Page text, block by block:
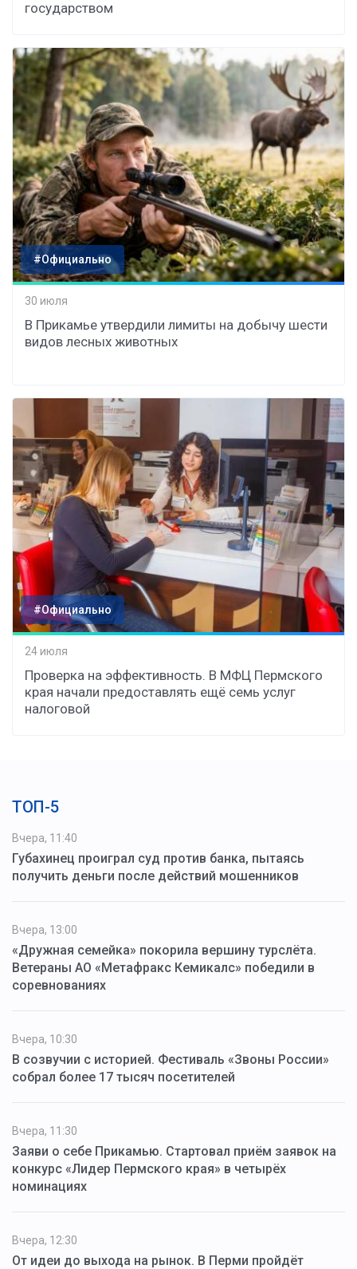
государством
#Официально
30 июля
В Прикамье утвердили лимиты на добычу шести
видов лесных животных
#Официально
24 июля
Проверка на эффективность. В МФЦ Пермского
края начали предоставлять ещё семь услуг
налоговой
ТОП-5
Вчера, 11:40
Губахинец проиграл суд против банка, пытаясь
получить деньги после действий мошенников
Вчера, 13:00
«Дружная семейка» покорила вершину турслёта.
Ветераны АО «Метафракс Кемикалс» победили в
соревнованиях
Вчера, 10:30
В созвучии с историей. Фестиваль «Звоны России»
собрал более 17 тысяч посетителей
Вчера, 11:30
Заяви о себе Прикамью. Стартовал приём заявок на
конкурс «Лидер Пермского края» в четырёх
номинациях
Вчера, 12:30
От идеи до выхода на рынок. В Перми пройдёт